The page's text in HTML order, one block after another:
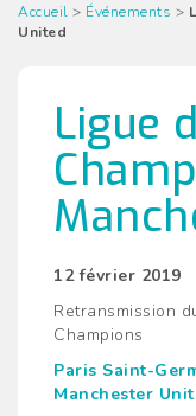
Accueil > Événements >
United
Ligue
12 février 2019
Retransmission
Champions
Paris Saint-
Manchester